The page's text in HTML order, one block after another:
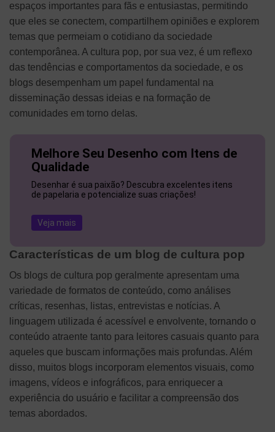
espaços importantes para fãs e entusiastas, permitindo
que eles se conectem, compartilhem opiniões e explorem
temas que permeiam o cotidiano da sociedade
contemporânea. A cultura pop, por sua vez, é um reflexo
das tendências e comportamentos da sociedade, e os
blogs desempenham um papel fundamental na
disseminação dessas ideias e na formação de
comunidades em torno delas.
Melhore Seu Desenho com Itens de
Qualidade
Desenhar é sua paixão? Descubra excelentes itens
de papelaria e potencialize suas criações!
Veja mais
Características de um blog de cultura pop
Os blogs de cultura pop geralmente apresentam uma
variedade de formatos de conteúdo, como análises
críticas, resenhas, listas, entrevistas e notícias. A
linguagem utilizada é acessível e envolvente, tornando o
conteúdo atraente tanto para leitores casuais quanto para
aqueles que buscam informações mais profundas. Além
disso, muitos blogs incorporam elementos visuais, como
imagens, vídeos e infográficos, para enriquecer a
experiência do usuário e facilitar a compreensão dos
temas abordados.